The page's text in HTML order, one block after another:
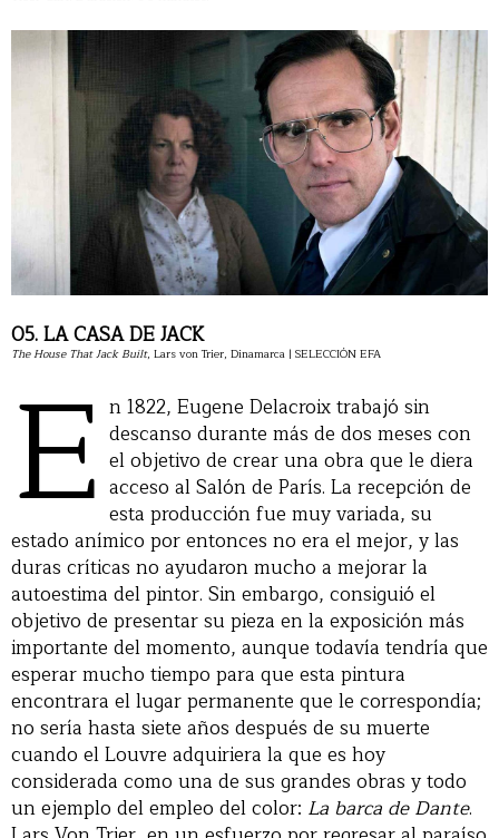
05. LA CASA DE JACK
The House That Jack Built, Lars von Trier, Dinamarca | SELECCIÓN EFA
E n 1822, Eugene Delacroix trabajó sin
descanso durante más de dos meses con
el objetivo de crear una obra que le diera
acceso al Salón de París. La recepción de
esta producción fue muy variada, su
estado anímico por entonces no era el mejor, y las
duras críticas no ayudaron mucho a mejorar la
autoestima del pintor. Sin embargo, consiguió el
objetivo de presentar su pieza en la exposición más
importante del momento, aunque todavía tendría que
esperar mucho tiempo para que esta pintura
encontrara el lugar permanente que le correspondía;
no sería hasta siete años después de su muerte
cuando el Louvre adquiriera la que es hoy
considerada como una de sus grandes obras y todo
un ejemplo del empleo del color: La barca de Dante.